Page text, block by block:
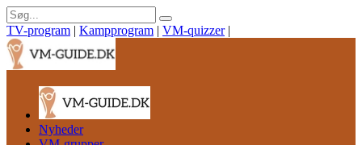
TV-program | Kampprogram | VM-quizzer |
Nyheder